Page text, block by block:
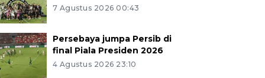
7 Agustus 2026 00:43
Persebaya jumpa Persib di
final Piala Presiden 2026
4 Agustus 2026 23:10